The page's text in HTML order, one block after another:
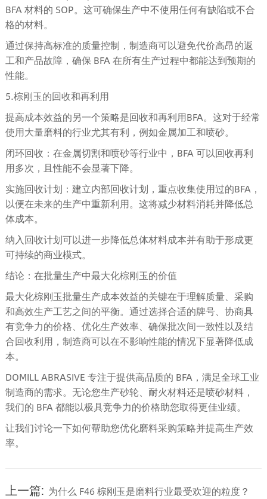
BFA 材料的 SOP。这可确保生产中不使用任何有缺陷或不合
格的材料。
通过保持高标准的质量控制，制造商可以避免代价高昂的返
工和产品故障，确保 BFA 在所有生产过程中都能达到预期的
性能。
5.棕刚玉的回收和再利用
提高成本效益的另一个策略是回收和再利用BFA。这对于经常
使用大量磨料的行业尤其有利，例如金属加工和喷砂。
闭环回收：在金属切割和喷砂等行业中，BFA 可以回收再利
用多次，且性能不会显著下降。
实施回收计划：建立内部回收计划，重点收集使用过的BFA，
以便在未来的生产中重新利用。这将减少材料消耗并降低总
体成本。
纳入回收计划可以进一步降低总体材料成本并有助于形成更
可持续的商业模式。
结论：在批量生产中最大化棕刚玉的价值
最大化棕刚玉批量生产成本效益的关键在于理解质量、采购
和高效生产工艺之间的平衡。通过选择合适的牌号、协商具
有竞争力的价格、优化生产效率、确保批次间一致性以及结
合回收利用，制造商可以在不影响性能的情况下显著降低成
本。
DOMILL ABRASIVE 专注于提供高品质的 BFA，满足全球工业
制造商的需求。无论您生产砂轮、耐火材料还是喷砂材料，
我们的 BFA 都能以极具竞争力的价格助您取得更佳业绩。
让我们讨论一下如何帮助您优化磨料采购策略并提高生产效
率。
上一篇: 为什么 F46 棕刚玉是磨料行业最受欢迎的粒度？